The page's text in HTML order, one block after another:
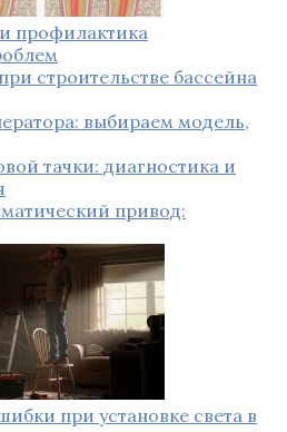
профилактика
строительстве бассейна
выбираем модель,
тачки: диагностика и
привод:
при установке света в